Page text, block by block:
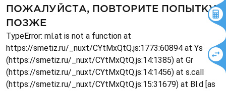
ПОЖАЛУЙСТА, ПОВТОРИТЕ ПОПЫТКУ
ПОЗЖЕ
TypeError: ml.at is not a function at
https://smetiz.ru/_nuxt/CYtMxQtQ.js:1773:60894 at Ys
(https://smetiz.ru/_nuxt/CYtMxQtQ.js:14:1385) at Gr
(https://smetiz.ru/_nuxt/CYtMxQtQ.js:14:1456) at s.call
(https://smetiz.ru/_nuxt/CYtMxQtQ.js:15:31679) at Bl.d [as